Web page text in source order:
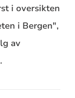
i oversikten
i Bergen",
av